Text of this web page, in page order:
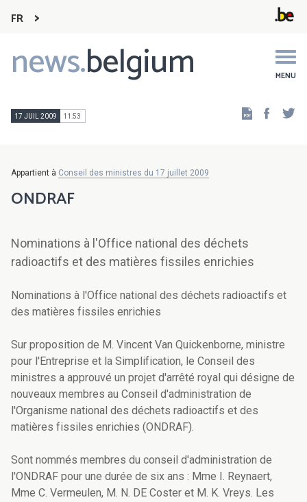
FR
news.belgium MENU
Main
navigation
17 JUIL 2009 11:53
Appartient à Conseil des ministres du 17 juillet 2009
ONDRAF
Nominations à l'Office national des déchets
radioactifs et des matières fissiles enrichies
Nominations à l'Office national des déchets radioactifs et
des matières fissiles enrichies
Sur proposition de M. Vincent Van Quickenborne, ministre
pour l'Entreprise et la Simplification, le Conseil des
ministres a approuvé un projet d'arrêté royal qui désigne de
nouveaux membres au Conseil d'administration de
l'Organisme national des déchets radioactifs et des
matières fissiles enrichies (ONDRAF).
Sont nommés membres du conseil d'administration de
l'ONDRAF pour une durée de six ans : Mme I. Reynaert,
Mme C. Vermeulen, M. N. DE Coster et M. K. Vreys. Les